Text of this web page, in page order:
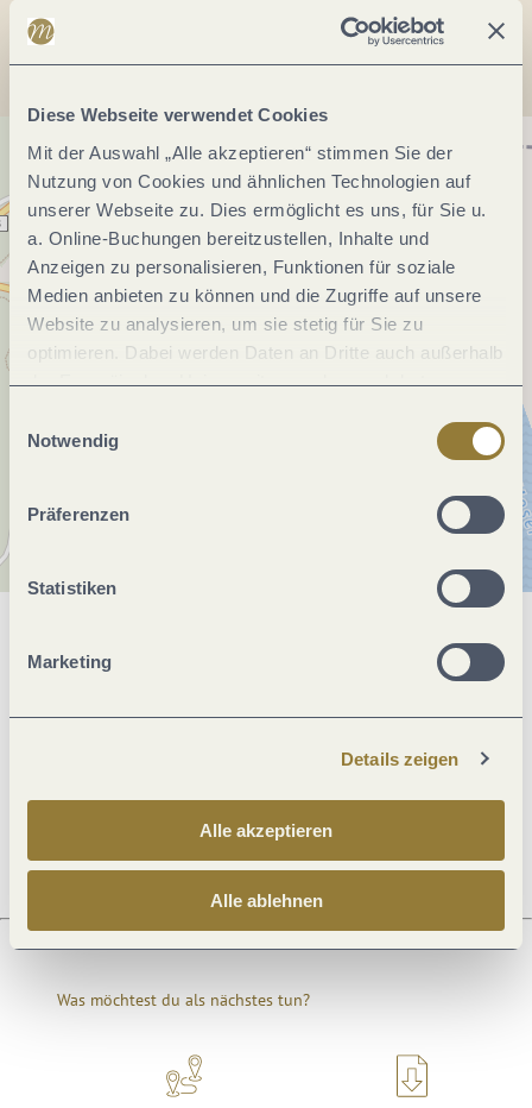
Diese Webseite verwendet Cookies
Mit der Auswahl „Alle akzeptieren“ stimmen Sie der
Nutzung von Cookies und ähnlichen Technologien auf
unserer Webseite zu. Dies ermöglicht es uns, für Sie u.
a. Online-Buchungen bereitzustellen, Inhalte und
Anzeigen zu personalisieren, Funktionen für soziale
Medien anbieten zu können und die Zugriffe auf unsere
Website zu analysieren, um sie stetig für Sie zu
optimieren. Dabei werden Daten an Dritte auch außerhalb
der Europäischen Union weitergegeben und dort
jederzeit widerrufen werden. Mit der Auswahl "Alle
ablehnen" kann es zu Beeinträchtigungen in der Nutzung
Notwendig
Präferenzen
Statistiken
Marketing
Details zeigen
Alle akzeptieren
Alle ablehnen
Allgemeine Informationen
Was möchtest du als nächstes tun?